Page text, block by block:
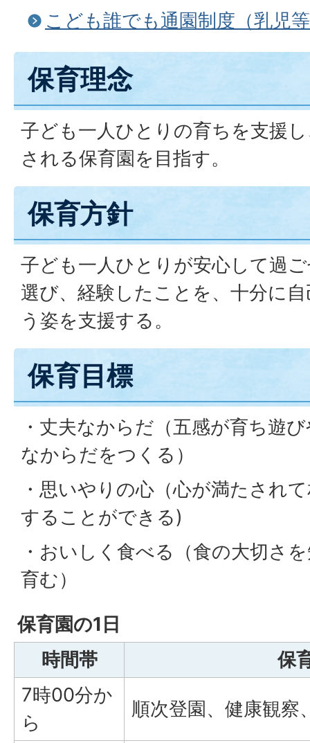
こども誰でも通園制度（乳児
保育理念
子ども一人ひとりの育ちを支援
される保育園を目指す。
保育方針
子ども一人ひとりが安心して過
選び、経験したことを、十分に
う姿を支援する。
保育目標
・丈夫なからだ（五感が育ち遊
なからだをつくる）
・思いやりの心（心が満たされ
することができる)
・おいしく食べる（食の大切さ
育む）
保育園の1日
時間帯
保
7時00分か
ら
順次登園、健康観察